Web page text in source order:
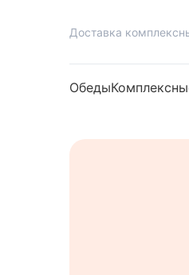
Доставка
Обеды